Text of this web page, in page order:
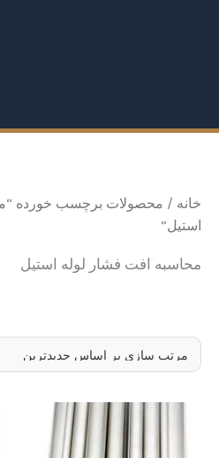
خانه / محصولات برچسب خورده
استیل”
محاسبه افت فشار لوله استیل